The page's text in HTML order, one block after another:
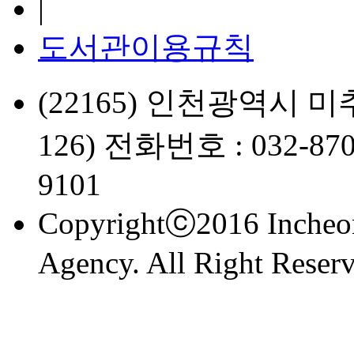
도서관이용규칙
(22165) 인천광역시 미
126) 전화번호 : 032-
9101
Copyrightⓒ2016
Agency. All Right